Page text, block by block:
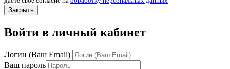
Закрыть
Войти в личный кабинет
Логин (Ваш Email)
Ваш пароль